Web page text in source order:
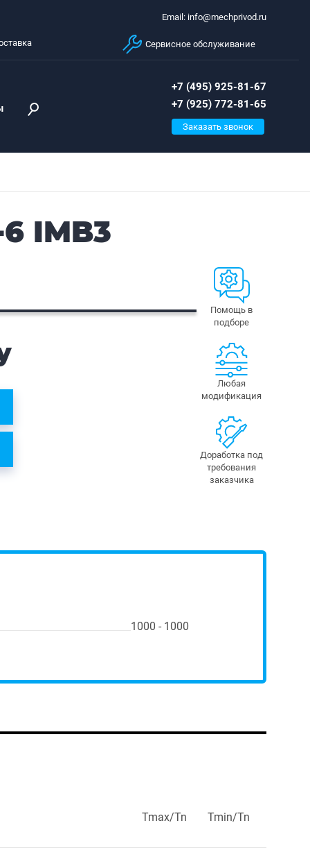
Email: info@mechprivod.ru
Сервисное обслуживание
+7 (495) 925-81-67
+7 (925) 772-81-65
Заказать звонок
IMB3
Помощь в
подборе
Любая
модификация
Доработка под
требования
заказчика
1000 - 1000
Tmax/Tn Tmin/Tn